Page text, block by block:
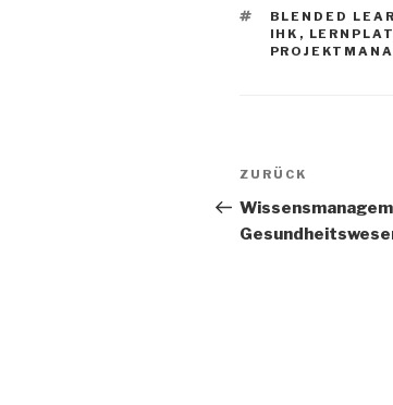
BLENDED
IHK ,
Beitrags-
Navigation
Vorheriger
Beitrag
ZURÜCK